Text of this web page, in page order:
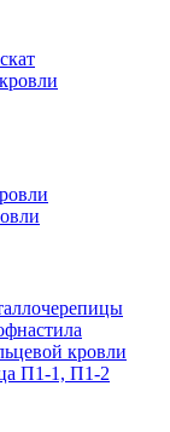
кровли
П1-1, П1-2